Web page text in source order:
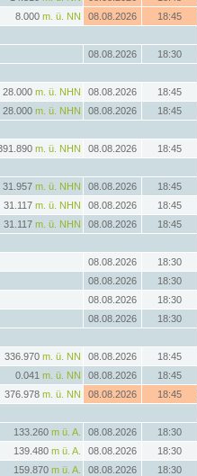
8.000 m. ü. NN 08.08.2026 18:45
08.08.2026 18:30
28.000 m. ü. NHN 08.08.2026 18:45
28.000 m. ü. NHN 08.08.2026 18:45
m. ü. NHN 08.08.2026 18:45
31.957 m. ü. NHN 08.08.2026 18:45
31.117 m. ü. NHN 08.08.2026 18:45
31.117 m. ü. NHN 08.08.2026 18:45
08.08.2026 18:30
08.08.2026 18:30
08.08.2026 18:30
08.08.2026 18:30
336.970 m. ü. NN 08.08.2026 18:45
0.041 m. ü. NN 08.08.2026 18:45
376.978 m. ü. NN 08.08.2026 18:45
133.260 m ü. A. 08.08.2026 18:30
139.480 m ü. A. 08.08.2026 18:30
159.870 m ü. A. 08.08.2026 18:30